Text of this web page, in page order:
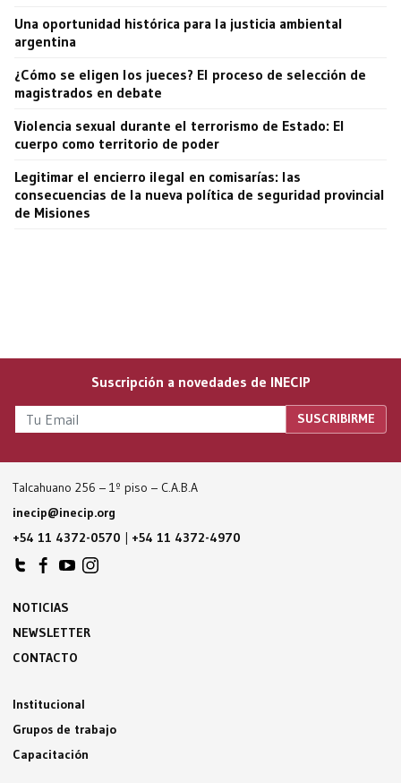
Una oportunidad histórica para la justicia ambiental
argentina
¿Cómo se eligen los jueces? El proceso de selección de
magistrados en debate
Violencia sexual durante el terrorismo de Estado: El
cuerpo como territorio de poder
Legitimar el encierro ilegal en comisarías: las
consecuencias de la nueva política de seguridad provincial
de Misiones
Suscripción a novedades de INECIP
Talcahuano 256 – 1º piso – C.A.B.A
inecip@inecip.org
+54 11 4372-0570 | +54 11 4372-4970
NOTICIAS
NEWSLETTER
CONTACTO
Institucional
Grupos de trabajo
Capacitación